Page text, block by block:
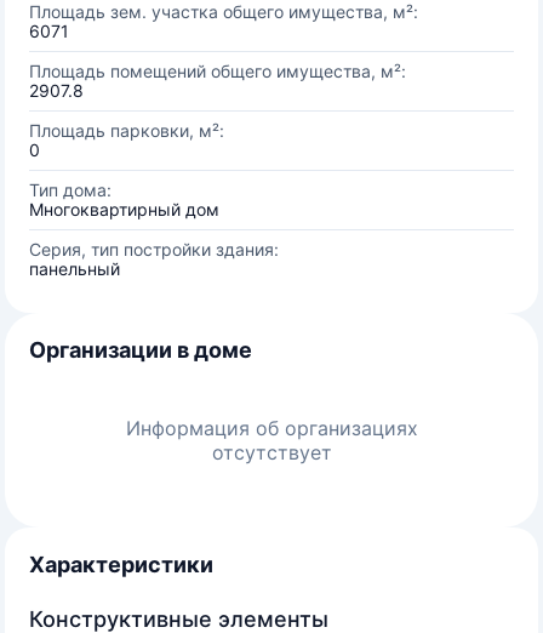
Площадь зем. участка общего имущества, м²:
6071
Площадь помещений общего имущества, м²:
2907.8
Площадь парковки, м²:
0
Тип дома:
Многоквартирный дом
Серия, тип постройки здания:
панельный
Организации в доме
Информация об организациях
отсутствует
Характеристики
Конструктивные элементы